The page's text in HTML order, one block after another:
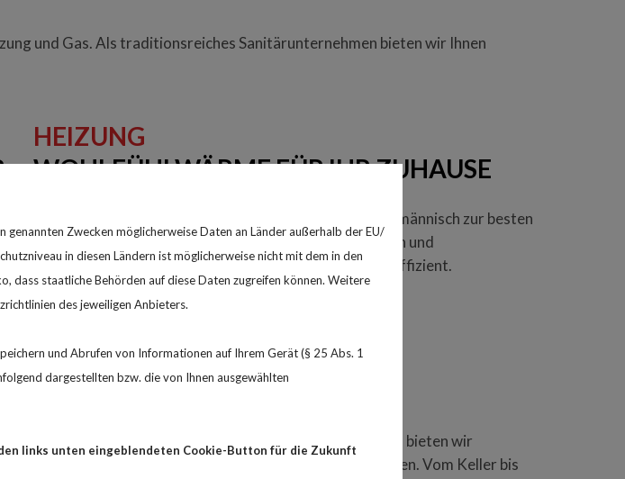
und Gas. Als traditionsreiches Sanitärunternehmen bieten wir Ihnen
HEIZUNG
WOHLFÜHLWÄRME FÜR IHR ZUHAUSE
Ob Gas, Strom oder Solartechnik: Wir beraten Sie fachmännisch zur besten
Lösung für Ihr Zuhause. Wir installieren neue Heizungen und
modernisieren alte Anlagen – zuverlässig, sauber und effizient.
RUND UMS HAUS
ALLES AUS EINER HAND
Unser Notdienst hilft schnell bei Problemen. Außerdem bieten wir
Kernbohrungen, Fliesenarbeiten und Fußbodenheizungen. Vom Keller bis
Zwecken möglicherweise Daten an Länder außerhalb der EU/
in diesen Ländern ist möglicherweise nicht mit dem in den
dass staatliche Behörden auf diese Daten zugreifen können. Weitere
des jeweiligen Anbieters.
und Abrufen von Informationen auf Ihrem Gerät (§ 25 Abs. 1
dargestellten bzw. die von Ihnen ausgewählten
links unten eingeblendeten Cookie-Button für die Zukunft